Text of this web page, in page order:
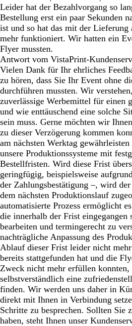
Leider hat der Bezahlvorgang so
Bestellung erst ein paar Sekunden
ist und so hat das mit der Lieferung
mehr funktioniert. Wir hatten ein
Flyer mussten.
Antwort vom VistaPrint-
Vielen Dank für Ihr ehrliches
zu hören, dass Sie Ihr Event ohne
durchführen mussten. Wir
zuverlässige Werbemittel für einen
und wie enttäuschend eine solche
sein muss. Gerne möchten wir
zu dieser Verzögerung kommen
am nächsten Werktag
unsere Produktionssysteme mit
Bestellfristen. Wird diese Frist
geringfügig, beispielsweise
der Zahlungsbestätigung –, wird
dem nächsten Produktionslauf
automatisierte Prozess ermöglicht
die innerhalb der Frist eingegangen
bearbeiten und termingerecht zu
nachträgliche Anpassung des
Ablauf dieser Frist leider nicht
bereits stattgefunden hat und die
Zweck nicht mehr erfüllen
selbstverständlich eine
finden. Wir werden uns daher in
direkt mit Ihnen in Verbindung
Schritte zu besprechen. Sollten Sie
haben, steht Ihnen unser